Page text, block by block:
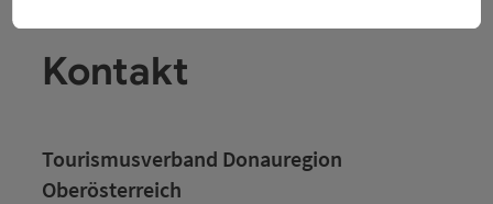
Kontakt
Tourismusverband Donauregion
Oberösterreich